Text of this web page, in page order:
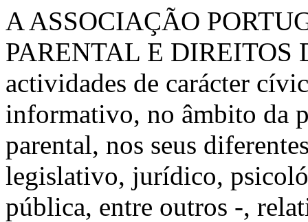
A ASSOCIAÇÃO
PARENTAL E DIREITOS
actividades de carácter
informativo, no âmbito da
parental, nos seus
legislativo, jurídico,
pública, entre outros -,